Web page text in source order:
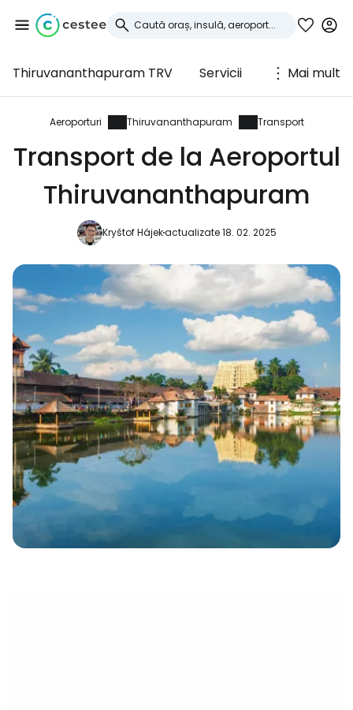
Thiruvananthapuram TRV Servicii Mai mult
Aeroporturi Thiruvananthapuram Transport
Transport de la Aeroportul
Thiruvananthapuram
Kryštof Hájekactualizate 18. 02. 2025
Conectați-vă la
Cestee
... comunitatea mondială a călătorilor
Continuați cu Google
Continuați cu Facebook
Continuați cu e-mailul